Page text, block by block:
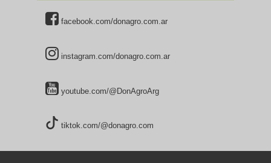
facebook.com/donagro.com.ar
instagram.com/donagro.com.ar
youtube.com/@DonAgroArg
tiktok.com/@donagro.com